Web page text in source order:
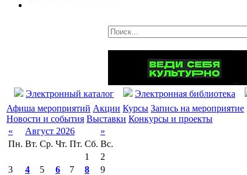
Электронный каталог Электронная библиотека
Афиша мероприятий Акции Курсы Запись на мероприятие
Новости и события Выставки Конкурсы и проекты
«
Август 2026
»
Пн. Вт. Ср. Чт. Пт. Сб. Вс.
1
2
3
4 5 6 7 8
9